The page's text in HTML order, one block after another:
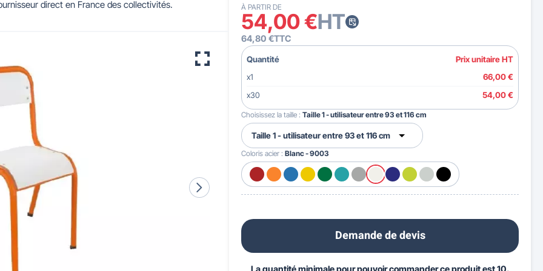
Accessibilité PMR
À PARTIR DE
54,00 €HT
64,80 €TTC
Quantité
Prix unitaire HT
x1
66,00 €
x30
54,00 €
Choisissez la taille :Taille 1 - utilisateur entre 93 et 116 cm
Coloris acier :Blanc - 9003
Demande de devis
La quantité minimale pour pouvoir commander ce produit est 10.
direct en France des collectivités.